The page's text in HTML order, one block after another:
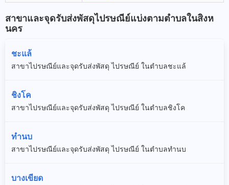
สาขาและจุดรับส่งพัสดุไปรษณีย์แบ่งตามตำบลในสิงห
นคร
ชะแล้
สาขาไปรษณีย์และจุดรับส่งพัสดุ ไปรษณีย์ ในตำบลชะแล้
ชิงโค
สาขาไปรษณีย์และจุดรับส่งพัสดุ ไปรษณีย์ ในตำบลชิงโค
ทำนบ
สาขาไปรษณีย์และจุดรับส่งพัสดุ ไปรษณีย์ ในตำบลทำนบ
บางเขียด